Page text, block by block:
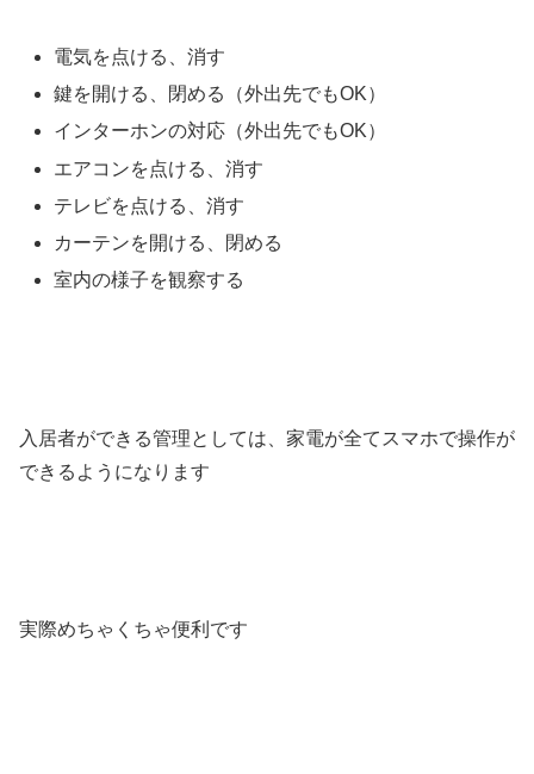
電気を点ける、消す
鍵を開ける、閉める（外出先でもOK）
インターホンの対応（外出先でもOK）
エアコンを点ける、消す
テレビを点ける、消す
カーテンを開ける、閉める
室内の様子を観察する
入居者ができる管理としては、家電が全てスマホで操作が
できるようになります
実際めちゃくちゃ便利です